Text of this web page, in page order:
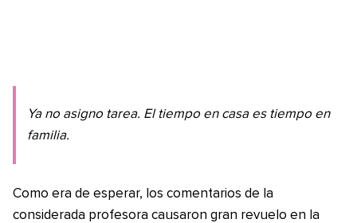
Ya no asigno tarea. El tiempo en casa es tiempo en
familia.
Como era de esperar, los comentarios de la
considerada profesora causaron gran revuelo en la